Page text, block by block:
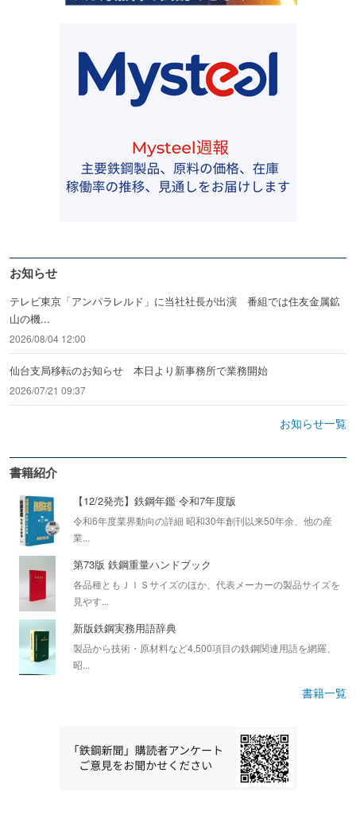
お知らせ
テレビ東京「アンパラレルド」に当社社長が出演 番組では住友金属鉱
山の機...
2026/08/04 12:00
仙台支局移転のお知らせ 本日より新事務所で業務開始
2026/07/21 09:37
お知らせ一覧
書籍紹介
【12/2発売】鉄鋼年鑑 令和7年度版
令和6年度業界動向の詳細 昭和30年創刊以来50年余、他の産
業...
第73版 鉄鋼重量ハンドブック
各品種ともＪＩＳサイズのほか、代表メーカーの製品サイズを
見やす...
新版鉄鋼実務用語辞典
製品から技術・原材料など4,500項目の鉄鋼関連用語を網羅、
昭...
書籍一覧